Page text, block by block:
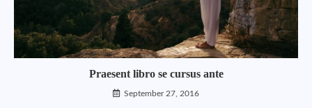
Praesent libro se cursus ante
September 27, 2016